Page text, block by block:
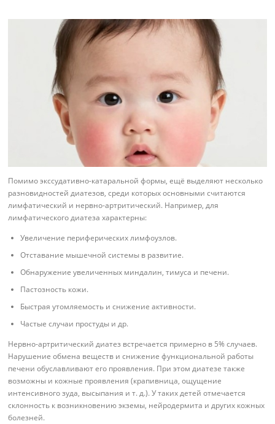
Помимо экссудативно-катаральной формы, ещё выделяют несколько
разновидностей диатезов, среди которых основными считаются
лимфатический и нервно-артритический. Например, для
лимфатического диатеза характерны:
Увеличение периферических лимфоузлов.
Отставание мышечной системы в развитие.
Обнаружение увеличенных миндалин, тимуса и печени.
Пастозность кожи.
Быстрая утомляемость и снижение активности.
Частые случаи простуды и др.
Нервно-артритический диатез встречается примерно в 5% случаев.
Нарушение обмена веществ и снижение функциональной работы
печени обуславливают его проявления. При этом диатезе также
возможны и кожные проявления (крапивница, ощущение
интенсивного зуда, высыпания и т. д.). У таких детей отмечается
склонность к возникновению экземы, нейродермита и других кожных
болезней.